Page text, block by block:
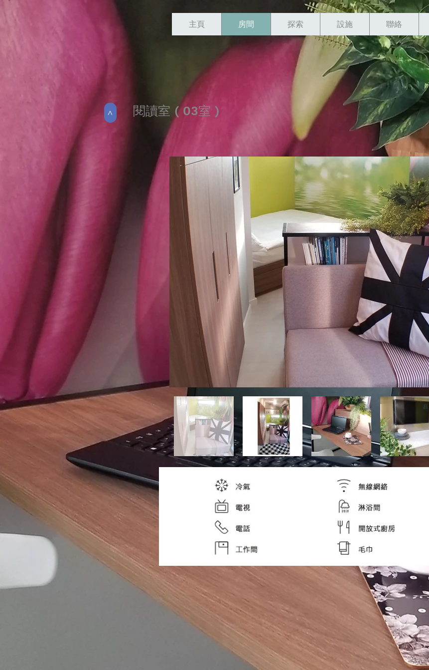
主頁 房間 探索 設施 聯絡
> 閱讀室 ( 03室 )